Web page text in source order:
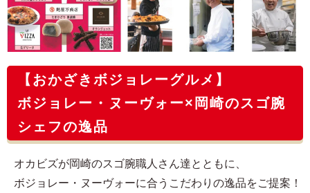
【おかざきボジョレーグルメ】
ボジョレー・ヌーヴォー×岡崎のスゴ腕
シェフの逸品
オカビズが岡崎のスゴ腕職人さん達とともに、
ボジョレー・ヌーヴォーに合うこだわりの逸品をご提案！